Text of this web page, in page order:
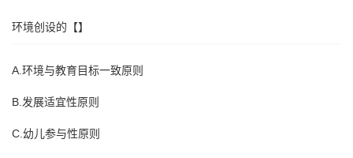
环境创设的【】
A.环境与教育目标一致原则
B.发展适宜性原则
C.幼儿参与性原则